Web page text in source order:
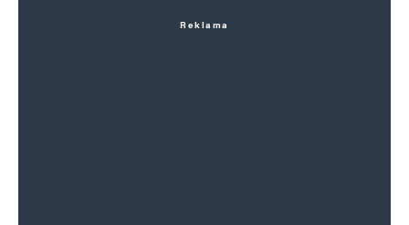
Reklama